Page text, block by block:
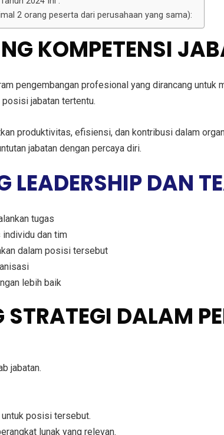
2 orang peserta dari perusahaan yang sama):
KOMPETENSI
pengembangan profesional yang dirancang untuk
jabatan tertentu.
produktivitas, efisiensi, dan kontribusi dalam
jabatan dengan percaya diri.
LEADERSHIP DAN
tugas
individu dan tim
dalam posisi tersebut
lebih baik
STRATEGI DALAM
jabatan.
posisi tersebut.
lunak yang relevan.